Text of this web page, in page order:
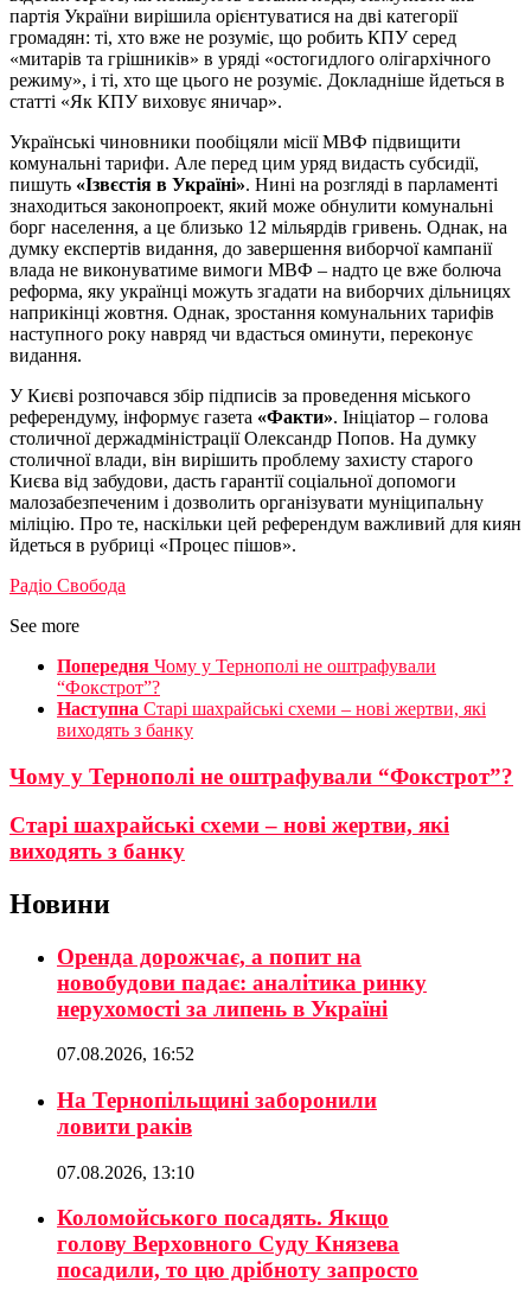
партія України вирішила орієнтуватися на дві категорії
громадян: ті, хто вже не розуміє, що робить КПУ серед
«митарів та грішників» в уряді «остогидлого олігархічного
режиму», і ті, хто ще цього не розуміє. Докладніше йдеться в
статті «Як КПУ виховує яничар».
Українські чиновники пообіцяли місії МВФ підвищити
комунальні тарифи. Але перед цим уряд видасть субсидії,
пишуть «Ізвєстія в Україні». Нині на розгляді в парламенті
знаходиться законопроект, який може обнулити комунальні
борг населення, а це близько 12 мільярдів гривень. Однак, на
думку експертів видання, до завершення виборчої кампанії
влада не виконуватиме вимоги МВФ – надто це вже болюча
реформа, яку українці можуть згадати на виборчих дільницях
наприкінці жовтня. Однак, зростання комунальних тарифів
наступного року навряд чи вдасться оминути, переконує
видання.
У Києві розпочався збір підписів за проведення міського
референдуму, інформує газета «Факти». Ініціатор – голова
столичної держадміністрації Олександр Попов. На думку
столичної влади, він вирішить проблему захисту старого
Києва від забудови, дасть гарантії соціальної допомоги
малозабезпеченим і дозволить організувати муніципальну
міліцію. Про те, наскільки цей референдум важливий для киян
йдеться в рубриці «Процес пішов».
Радіо Свобода
See more
Попередня Чому у Тернополі не оштрафували
“Фокстрот”?
Наступна Старі шахрайські схеми – нові жертви, які
виходять з банку
Чому у Тернополі не оштрафували “Фокстрот”?
Старі шахрайські схеми – нові жертви, які
виходять з банку
Новини
Оренда дорожчає, а попит на
новобудови падає: аналітика ринку
нерухомості за липень в Україні
07.08.2026, 16:52
На Тернопільщині заборонили
ловити раків
07.08.2026, 13:10
Коломойського посадять. Якщо
голову Верховного Суду Князева
посадили, то цю дрібноту запросто